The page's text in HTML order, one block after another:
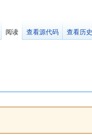
阅读 查看源代码 查看历史